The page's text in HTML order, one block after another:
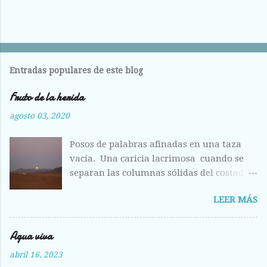
Entradas populares de este blog
Fruto de la herida
agosto 03, 2020
Posos de palabras afinadas en una taza
vacía. Una caricia lacrimosa cuando se
separan las columnas sólidas del costado.
deshecha de los huesos entrelazados en la
llanura plumosa. Raídas las alas como
LEER MÁS
Agua viva
abril 16, 2023